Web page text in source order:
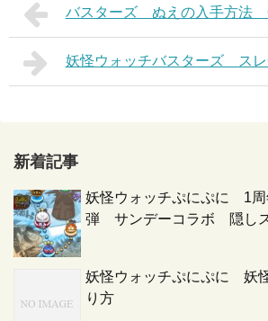
バスターズ ぬえの入手方法
妖怪ウォッチバスターズ スレ
新着記事
妖怪ウォッチぷにぷに 1周
弾 サンデーコラボ 隠し
妖怪ウォッチぷにぷに 妖
り方